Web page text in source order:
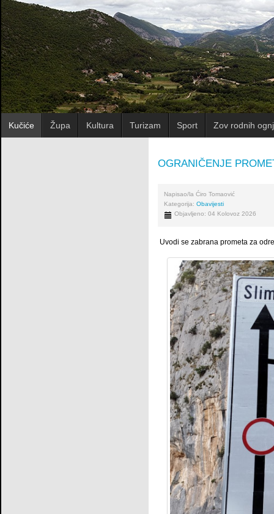
Kučiće Župa Kultura Turizam Sport Zov rodnih
OGRANIČENJE
Napisao/la Ćiro Tomaović
Kategorija: Obavijesti
Objavljeno: 04 Kolovoz 2026
Uvodi se zabrana prometa za